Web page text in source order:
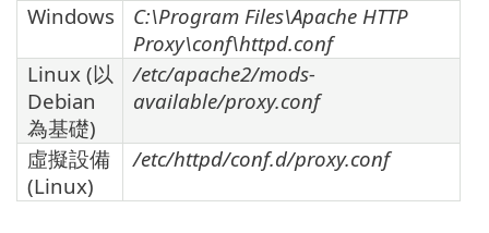
Windows
C:\Program Files\Apache HTTP
Proxy\conf\httpd.conf
Linux (以
Debian
為基礎)
/etc/apache2/mods-
available/proxy.conf
虛擬設備
(Linux)
/etc/httpd/conf.d/proxy.conf